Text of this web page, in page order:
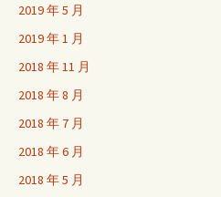
2019 年 5 月
2019 年 1 月
2018 年 11 月
2018 年 8 月
2018 年 7 月
2018 年 6 月
2018 年 5 月